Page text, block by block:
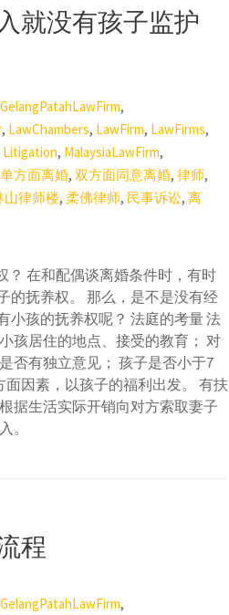
就没有孩子监护
GelangPatahLawFirm,
, LawChambers, LawFirm, LawFirms,
Litigation, MalaysiaLawFirm,
单方面离婚,双方面同意离婚,律师,
山律师楼,柔佛律师, 民事诉讼,离
？ 在和配偶谈离婚条件时，有时
的抚养权。 那么，是不是没有经
小孩的抚养权呢？ 法庭的考量 法
孩居住的地点、接受的教育； 对
否有独立意见； 孩子是否小于7
因素，以孩子的福利出发。 有扶
据生活实际开销向对方索取妻子
。
程
GelangPatahLawFirm,